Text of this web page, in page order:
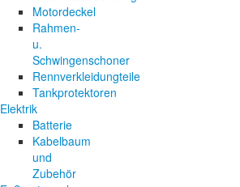
Motordeckel
Rahmen-
u.
Schwingenschoner
Rennverkleidungteile
Tankprotektoren
Elektrik
Batterie
Kabelbaum
und
Zubehör